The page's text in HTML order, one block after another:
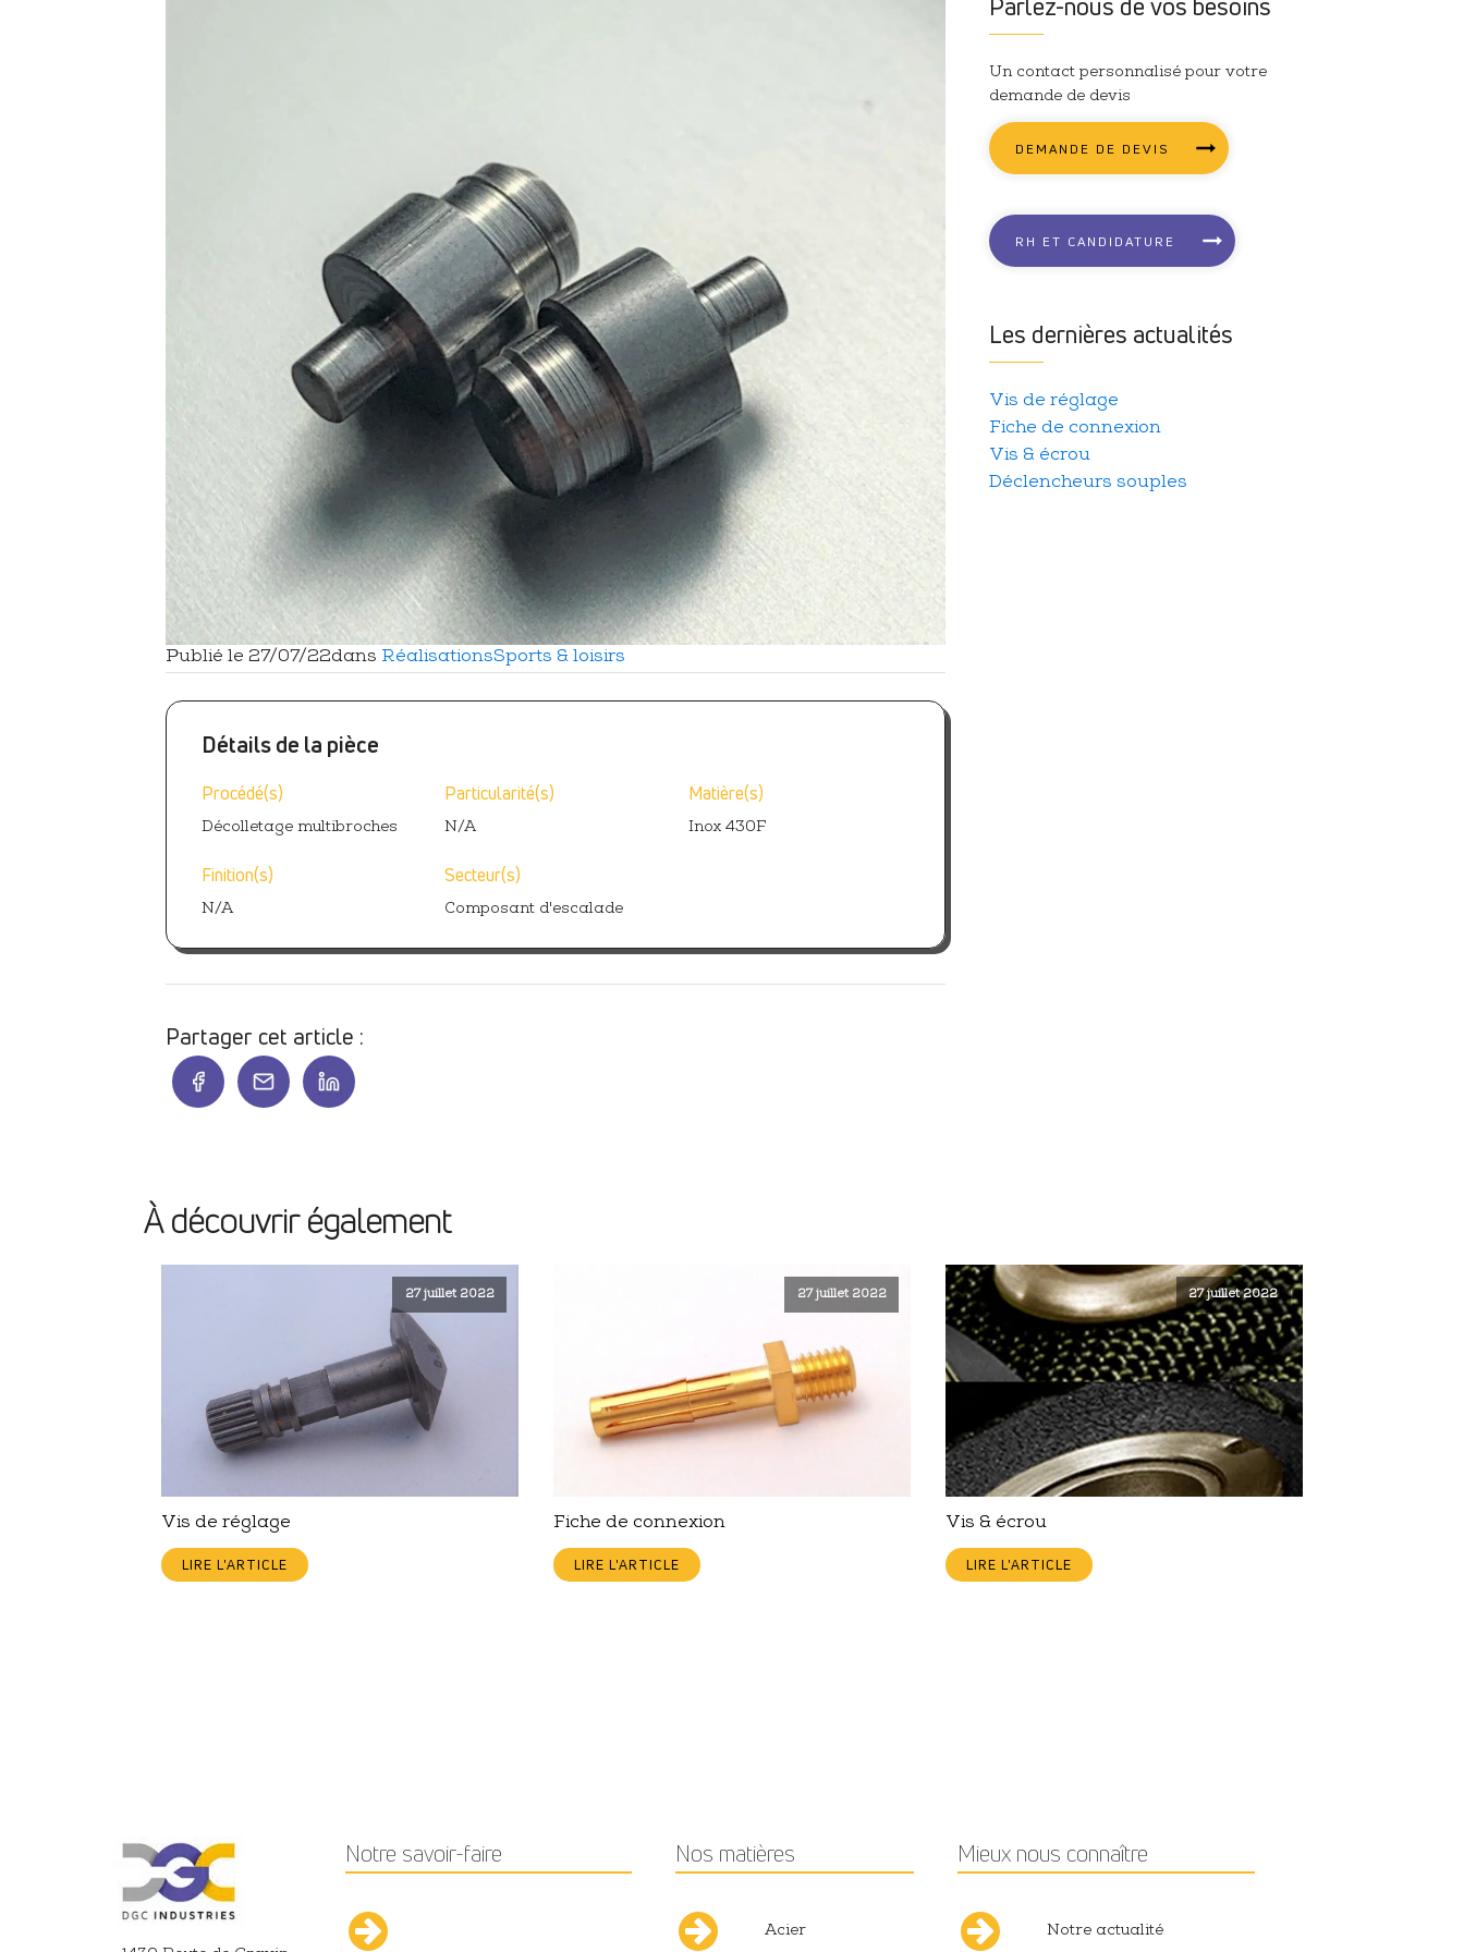
Usinage de précision
Traitements & finitions Montage & assemblage
Industries énergétiques
Aérospatial, aéronautique et
L'industrie du
décolletage
Publié le 27/07/22dans RéalisationsSports & loisirs
Détails de la pièce
Procédé(s)
Décolletage multibroches
Particularité(s)
N/A
Matière(s)
Inox 430F
Finition(s)
N/A
Secteur(s)
Composant d'escalade
Partager cet article :
Parlez-nous de vos besoins
Un contact personnalisé pour votre
demande de devis
DEMANDE DE DEVIS
RH ET CANDIDATURE
Les dernières actualités
Vis de réglage
Fiche de connexion
Vis & écrou
Déclencheurs souples
À découvrir également
27 juillet 2022
Vis de réglage
LIRE L'ARTICLE
27 juillet 2022
Fiche de connexion
LIRE L'ARTICLE
27 juillet 2022
Vis & écrou
LIRE L'ARTICLE
Notre savoir-faire Nos matières
Acier
Mieux nous connaître
Notre actualité